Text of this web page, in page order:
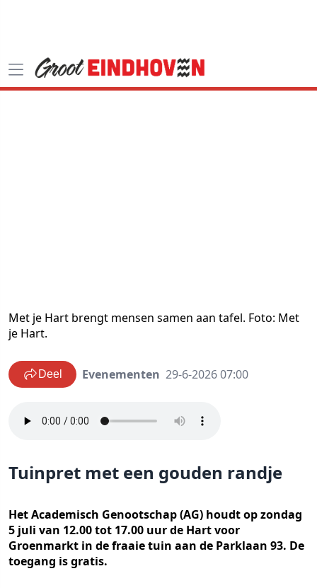
Met je Hart brengt mensen samen aan tafel. Foto: Met
je Hart.
Deel Evenementen 29-6-2026 07:00
Tuinpret met een gouden randje
Het Academisch Genootschap (AG) houdt op zondag
5 juli van 12.00 tot 17.00 uur de Hart voor
Groenmarkt in de fraaie tuin aan de Parklaan 93. De
toegang is gratis.